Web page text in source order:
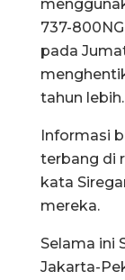
737-
pada
tahun lebih.
Informasi
terbang di
kata
mereka.
Selama ini
Jakarta-